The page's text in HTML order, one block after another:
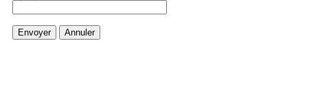
Envoyer Annuler